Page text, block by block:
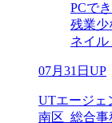
PCで
残業
ネイ
07月31日UP
UTエージ
南区_総合事